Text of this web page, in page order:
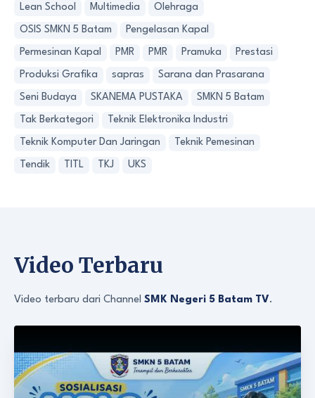
Lean School Multimedia Olehraga
OSIS SMKN 5 Batam Pengelasan Kapal
Permesinan Kapal PMR PMR Pramuka Prestasi
Produksi Grafika sapras Sarana dan Prasarana
Seni Budaya SKANEMA PUSTAKA SMKN 5 Batam
Tak Berkategori Teknik Elektronika Industri
Teknik Komputer Dan Jaringan Teknik Pemesinan
Tendik TITL TKJ UKS
Video Terbaru
Video terbaru dari Channel SMK Negeri 5 Batam TV.